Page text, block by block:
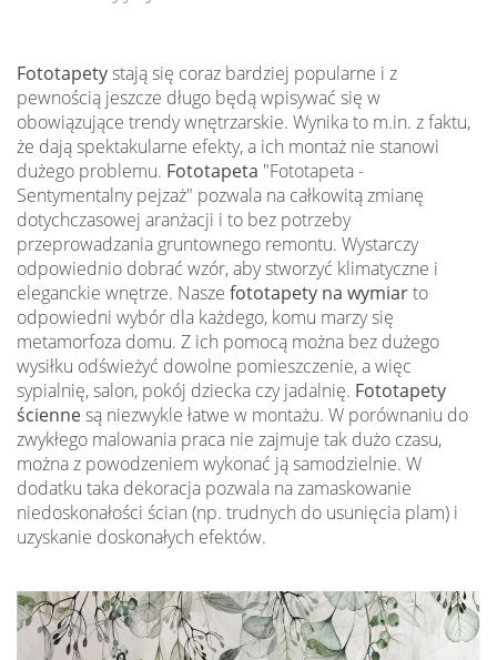
Fototapetystają się coraz bardziej popularne i z
pewnością jeszcze długo będą wpisywać się w
obowiązujące trendy wnętrzarskie. Wynika to m.in. z faktu,
że dają spektakularne efekty, a ich montaż nie stanowi
dużego problemu. Fototapeta "Fototapeta -
Sentymentalny pejzaż" pozwala na całkowitą zmianę
dotychczasowej aranżacji i to bez potrzeby
przeprowadzania gruntownego remontu. Wystarczy
odpowiednio dobrać wzór, aby stworzyć klimatyczne i
eleganckie wnętrze. Nasze fototapety na wymiarto
odpowiedni wybór dla każdego, komu marzy się
metamorfoza domu. Z ich pomocą można bez dużego
wysiłku odświeżyć dowolne pomieszczenie, a więc
sypialnię, salon, pokój dziecka czy jadalnię. Fototapety
ściennesą niezwykle łatwe w montażu. W porównaniu do
zwykłego malowania praca nie zajmuje tak dużo czasu,
można z powodzeniem wykonać ją samodzielnie. W
dodatku taka dekoracja pozwala na zamaskowanie
niedoskonałości ścian (np. trudnych do usunięcia plam) i
uzyskanie doskonałych efektów.